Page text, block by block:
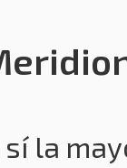
la